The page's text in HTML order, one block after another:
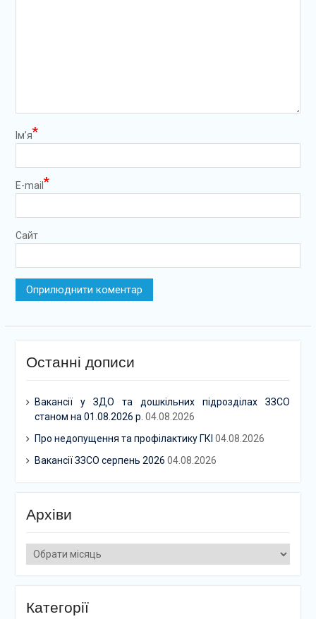
Ім’я*
E-mail *
Сайт
Останні дописи
Вакансії у ЗДО та дошкільних підрозділах ЗЗСО
станом на 01.08.2026 р. 04.08.2026
Про недопущення та профілактику ГКІ 04.08.2026
Вакансії ЗЗСО серпень 2026 04.08.2026
Архіви
Архіви
Категорії